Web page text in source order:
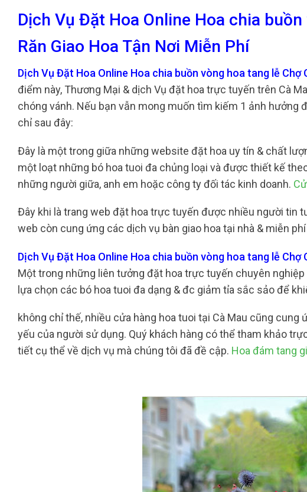
Dịch Vụ Đặt Hoa Online Hoa chia
Răn Giao Hoa Tận Nơi Miễn Phí
Dịch Vụ Đặt Hoa Online Hoa chia buồn vòng hoa tang lễ Chợ
điểm này, Thương Mại & dịch Vụ đặt hoa trực tuyến trên Cà
chóng vánh. Nếu bạn vẫn mong muốn tìm kiếm 1 ảnh
chỉ sau đây:
Đây là một trong giữa những website đặt hoa uy tín & chất
một loạt những bó hoa tuoi đa chủng loại và được thiết kế
những người giữa, anh em hoặc công ty đối tác kinh doanh.
Đây khi là trang web đặt hoa trực tuyến được nhiều người tin
web còn cung ứng các dịch vụ bàn giao hoa tại nhà & miễn
Dịch Vụ Đặt Hoa Online Hoa chia buồn vòng hoa tang lễ Chợ
Một trong những liên tưởng đặt hoa trực tuyến chuyên
lựa chọn các bó hoa tuoi đa dạng & đc giảm tỉa sắc sảo để
không chỉ thế, nhiều cửa hàng hoa tuoi tại Cà Mau cũng
yếu của người sử dụng. Quý khách hàng có thể tham khảo
tiết cụ thể về dịch vụ mà chúng tôi đã đề cập. Hoa đám tang